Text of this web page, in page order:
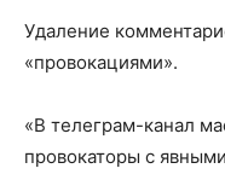
Удаление
«провокациями».
«В телеграм-канал
провокаторы с